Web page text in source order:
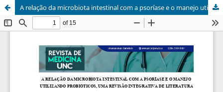
A relação da microbiota intestinal com a psoríase e o manejo utilizando probióticos, uma revisão integrativa de literatura